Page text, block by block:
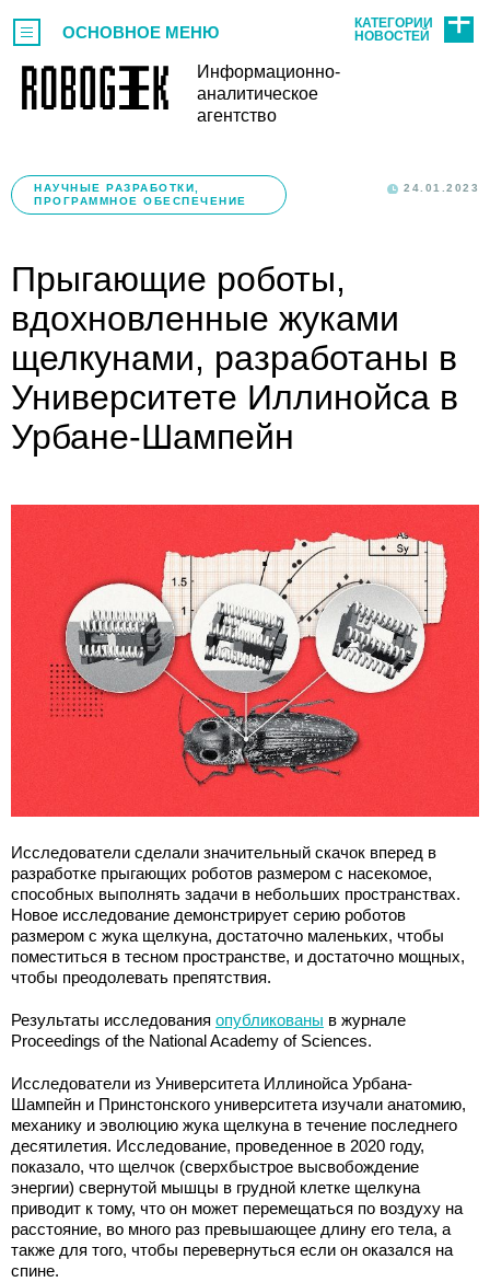
Информационно-
аналитическое
агентство
ОСНОВНОЕ МЕНЮ
КАТЕГОРИИ
НОВОСТЕЙ
НАУЧНЫЕ РАЗРАБОТКИ,
ПРОГРАММНОЕ ОБЕСПЕЧЕНИЕ
24.01.2023
Прыгающие роботы,
вдохновленные жуками
щелкунами, разработаны в
Университете Иллинойса в
Урбане-Шампейн
Исследователи сделали значительный скачок вперед в
разработке прыгающих роботов размером с насекомое,
способных выполнять задачи в небольших пространствах.
Новое исследование демонстрирует серию роботов
размером с жука щелкуна, достаточно маленьких, чтобы
поместиться в тесном пространстве, и достаточно мощных,
чтобы преодолевать препятствия.
Результаты исследования опубликованы в журнале
Proceedings of the National Academy of Sciences.
Исследователи из Университета Иллинойса Урбана-
Шампейн и Принстонского университета изучали анатомию,
механику и эволюцию жука щелкуна в течение последнего
десятилетия. Исследование, проведенное в 2020 году,
показало, что щелчок (сверхбыстрое высвобождение
энергии) свернутой мышцы в грудной клетке щелкуна
приводит к тому, что он может перемещаться по воздуху на
расстояние, во много раз превышающее длину его тела, а
также для того, чтобы перевернуться если он оказался на
спине.